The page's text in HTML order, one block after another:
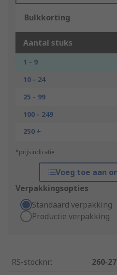
Bulkkorting
Aantal stuks
1 - 9
10 - 24
25 - 99
100 - 249
250 +
*prijsindicatie
Voeg toe aan
Verpakkingsopties
Standaard verpakking
Productie verpakking
RS-stocknr.:
260-